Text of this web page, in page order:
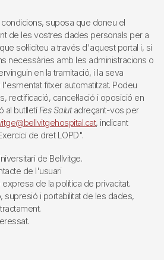
suposa que doneu el
de les vostres dades personals per a
sol·liciteu a través d'aquest portal i, si
necessàries amb les administracions o
en la tramitació, i la seva
fitxer automatitzat. Podeu
rectificació, cancel·lació i oposició en
al butlletíFes Salutadreçant-vos per
, indicant
de dret LOPD".
de Bellvitge.
de l'usuari
de la política de privacitat.
supresió i portabilitat de les dades,